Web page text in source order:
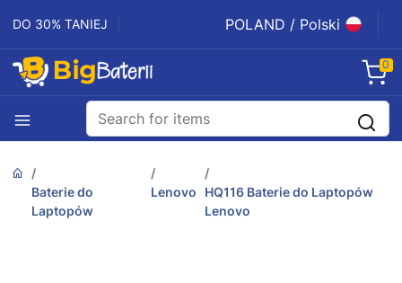
DO 30% TANIEJ POLAND / Polski
0
Baterie do
Laptopów
Lenovo
HQ116 Baterie do Laptopów
Lenovo